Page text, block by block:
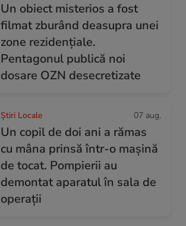
Un obiect misterios a fost
filmat zburând deasupra unei
zone rezidențiale.
Pentagonul publică noi
dosare OZN desecretizate
Știri Locale 07 aug.
Un copil de doi ani a rămas
cu mâna prinsă într-o mașină
de tocat. Pompierii au
demontat aparatul în sala de
operații